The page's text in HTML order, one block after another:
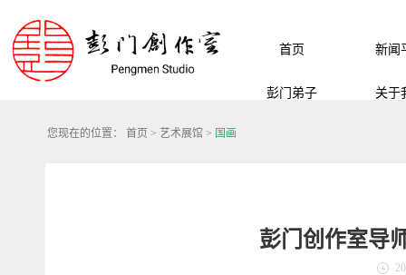
首页 新闻
彭门弟子 关于
您现在的位置： 首页 > 艺术展馆 > 国画
彭门创作室导